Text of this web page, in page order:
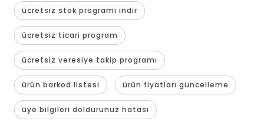
ücretsiz stok programı indir
ücretsiz ticari program
ücretsiz veresiye takip programı
ürün barkod listesi ürün fiyatları güncelleme
üye bilgileri doldurunuz hatası